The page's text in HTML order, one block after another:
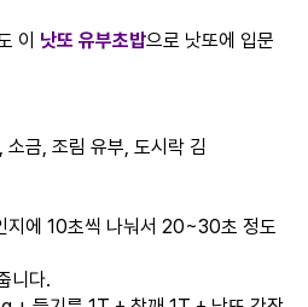
이 낫또 유부초밥으로 낫또에 입문
금, 조림 유부, 도시락 김
지에 10초씩 나눠서 20~30초 정도
니다.